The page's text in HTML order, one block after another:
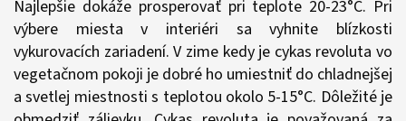
Najlepšie dokáže prosperovať pri teplote 20-23°C. Pri
výbere miesta v interiéri sa vyhnite blízkosti
vykurovacích zariadení. V zime kedy je cykas revoluta vo
vegetačnom pokoji je dobré ho umiestniť do chladnejšej
a svetlej miestnosti s teplotou okolo 5-15°C. Dôležité je